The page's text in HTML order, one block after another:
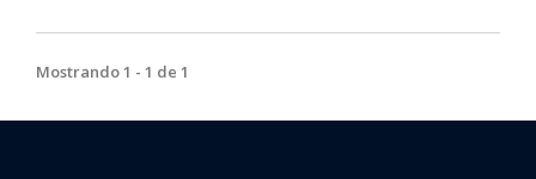
Mostrando 1 - 1 de 1